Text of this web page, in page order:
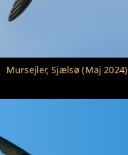
Mursejler, Sjælsø (Maj 2024)